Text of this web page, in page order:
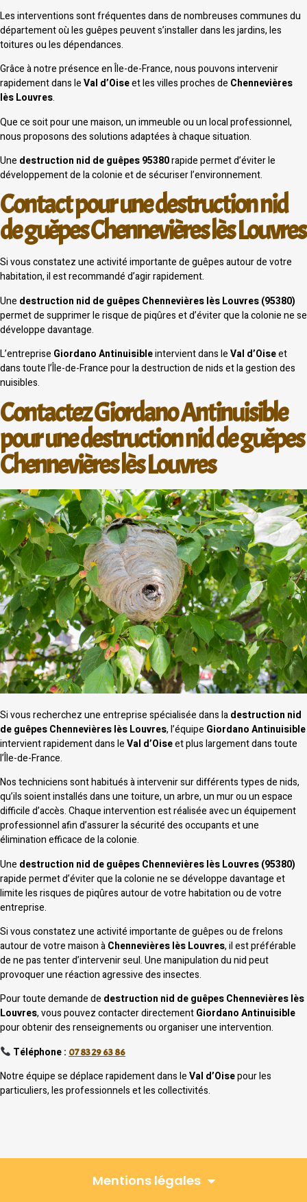
Les interventions sont fréquentes dans de nombreuses communes du
département où les guêpes peuvent s’installer dans les jardins, les
toitures ou les dépendances.
Grâce à notre présence en Île-de-France, nous pouvons intervenir
rapidement dans leVal d’Oiseet les villes proches de Chennevières
lès Louvres.
Que ce soit pour une maison, un immeuble ou un local professionnel,
nous proposons des solutions adaptées à chaque situation.
Une destruction nid de guêpes 95380rapide permet d’éviter le
développement de la colonie et de sécuriser l’environnement.
Contact pour une destruction nid
de guêpes Chennevières lès Louvres
Si vous constatez une activité importante de guêpes autour de votre
habitation, il est recommandé d’agir rapidement.
Une destruction nid de guêpes Chennevières lès Louvres (95380)
permet de supprimer le risque de piqûres et d’éviter que la colonie ne se
développe davantage.
L’entreprise Giordano Antinuisibleintervient dans leVal d’Oiseet
dans toute l’Île-de-France pour la destruction de nids et la gestion des
nuisibles.
Contactez Giordano Antinuisible
pour une destruction nid de guêpes
Chennevières lès Louvres
Si vous recherchez une entreprise spécialisée dans ladestruction nid
de guêpes Chennevières lès Louvres, l’équipe Giordano Antinuisible
intervient rapidement dans leVal d’Oiseet plus largement dans toute
l’Île-de-France.
Nos techniciens sont habitués à intervenir sur différents types de nids,
qu’ils soient installés dans une toiture, un arbre, un mur ou un espace
difficile d’accès. Chaque intervention est réalisée avec un équipement
professionnel afin d’assurer la sécurité des occupants et une
élimination efficace de la colonie.
Une destruction nid de guêpes Chennevières lès Louvres (95380)
rapide permet d’éviter que la colonie ne se développe davantage et
limite les risques de piqûres autour de votre habitation ou de votre
entreprise.
Si vous constatez une activité importante de guêpes ou de frelons
autour de votre maison àChennevières lès Louvres, il est préférable
de ne pas tenter d’intervenir seul. Une manipulation du nid peut
provoquer une réaction agressive des insectes.
Pour toute demande de destruction nid de guêpes Chennevières lès
Louvres, vous pouvez contacter directementGiordano Antinuisible
pour obtenir des renseignements ou organiser une intervention.
Téléphone : 07 83 29 63 86
Notre équipe se déplace rapidement dans leVal d’Oisepour les
particuliers, les professionnels et les collectivités.
Mentions légales